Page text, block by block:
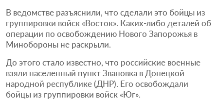
В ведомстве разъяснили, что сделали это бойцы из
группировки войск «Восток». Каких-либо деталей об
операции по освобождению Нового Запорожья в
Минобороны не раскрыли.
До этого стало известно, что российские военные
взяли населенный пункт Звановка в Донецкой
народной республике (ДНР). Его освобождали
бойцы из группировки войск «Юг».